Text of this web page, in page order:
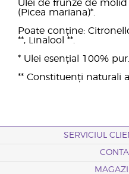
Ulei de frunze de
(Picea mariana)*.
Poate conține:
**, Linalool **.
* Ulei esențial 100% pur.
** Constituenți naturali
SERVICIUL